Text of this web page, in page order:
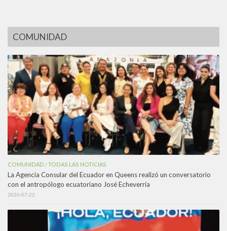
COMUNIDAD
COMUNIDAD /TODAS LAS NOTICIAS
La Agencia Consular del Ecuador en Queens realizó un conversatorio
con el antropólogo ecuatoriano José Echeverría
2026-07-22